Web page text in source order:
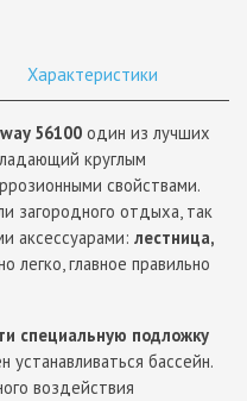
Характеристики
56100 один из лучших
круглым
свойствами.
загородного отдыха, так
аксессуарами: лестница,
легко, главное правильно
специальную подложку
устанавливаться бассейн.
воздействия